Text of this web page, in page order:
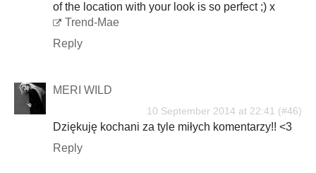
of the location with your look is so perfect ;) x
Trend-Mae
Reply
MERI WILD
10 September 2014 at 22:41
Dziękuję kochani za tyle miłych komentarzy!! <3
Reply